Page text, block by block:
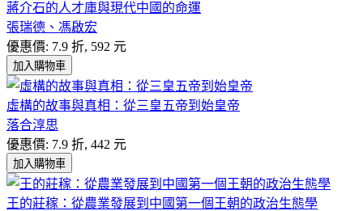
蔣介石的人才庫與現代中國的命運
張瑞德、馮啟宏
優惠價: 7.9 折, 592 元
加入購物車
虛構的故事與真相：從三皇五帝到始皇帝
落合淳思
優惠價: 7.9 折, 442 元
加入購物車
王的莊稼：從農業發展到中國第一個王朝的政治生態學